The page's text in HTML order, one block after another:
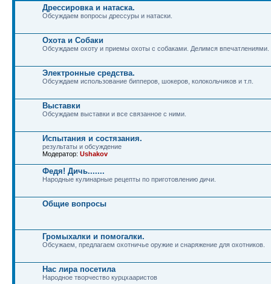
Дрессировка и натаска.
Обсуждаем вопросы дрессуры и натаски.
Охота и Собаки
Обсуждаем охоту и приемы охоты с собаками. Делимся впечатлениями.
Электронные средства.
Обсуждаем использование бипперов, шокеров, колокольчиков и т.п.
Выставки
Обсуждаем выставки и все связанное с ними.
Испытания и состязания.
результаты и обсуждение
Модератор: Ushakov
Федя! Дичь.......
Народные кулинарные рецепты по приготовлению дичи.
Общие вопросы
Громыхалки и помогалки.
Обсужаем, предлагаем охотничье оружие и снаряжение для охотников.
Нас лира посетила
Народное творчество курцхааристов